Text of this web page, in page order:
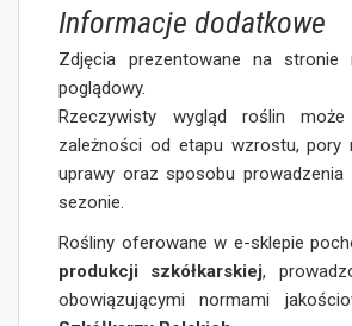
Informacje dodatkowe
Zdjęcia prezentowane na stronie
poglądowy.
Rzeczywisty wygląd roślin
zależności od etapu wzrostu, pory
uprawy oraz sposobu
sezonie.
Rośliny oferowane w e-sklepie
produkcji szkółkarskiej,
obowiązującymi normami